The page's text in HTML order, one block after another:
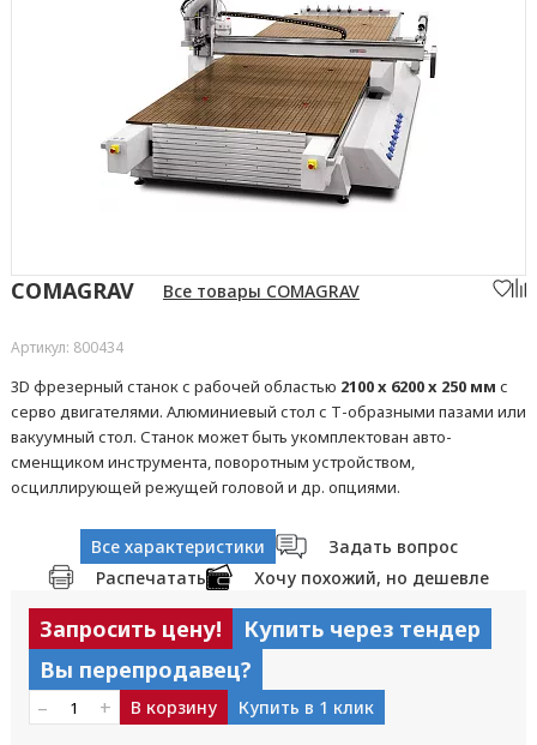
COMAGRAV Все товары COMAGRAV
Артикул: 800434
3D фрезерный станок с рабочей областью 2100 x 6200 x 250 мм с
серво двигателями. Алюминиевый стол с Т-образными пазами или
вакуумный стол. Станок может быть укомплектован авто-
сменщиком инструмента, поворотным устройством,
осциллирующей режущей головой и др. опциями.
Все характеристики
Задать вопрос
Распечатать
Хочу похожий, но дешевле
Запросить цену!
Купить через тендер
Вы перепродавец?
– + В корзину Купить в 1 клик